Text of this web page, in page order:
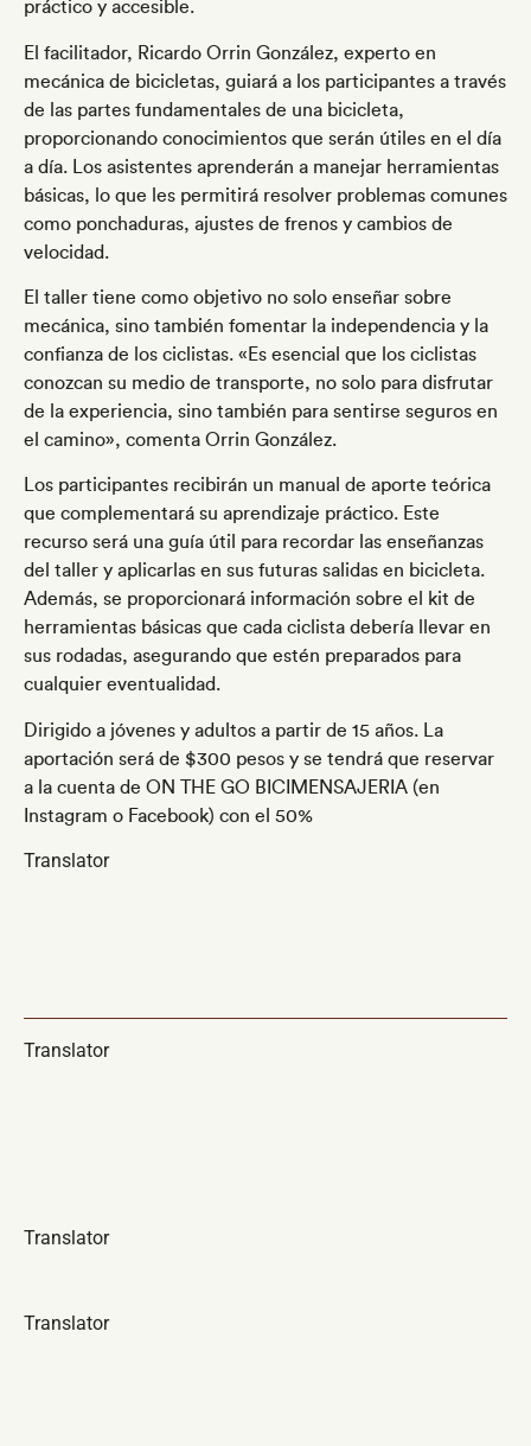
práctico y accesible.
El facilitador, Ricardo Orrin González, experto en
mecánica de bicicletas, guiará a los participantes a través
de las partes fundamentales de una bicicleta,
proporcionando conocimientos que serán útiles en el día
a día. Los asistentes aprenderán a manejar herramientas
básicas, lo que les permitirá resolver problemas comunes
como ponchaduras, ajustes de frenos y cambios de
velocidad.
El taller tiene como objetivo no solo enseñar sobre
mecánica, sino también fomentar la independencia y la
confianza de los ciclistas. «Es esencial que los ciclistas
conozcan su medio de transporte, no solo para disfrutar
de la experiencia, sino también para sentirse seguros en
el camino», comenta Orrin González.
Los participantes recibirán un manual de aporte teórica
que complementará su aprendizaje práctico. Este
recurso será una guía útil para recordar las enseñanzas
del taller y aplicarlas en sus futuras salidas en bicicleta.
Además, se proporcionará información sobre el kit de
herramientas básicas que cada ciclista debería llevar en
sus rodadas, asegurando que estén preparados para
cualquier eventualidad.
Dirigido a jóvenes y adultos a partir de 15 años. La
aportación será de $300 pesos y se tendrá que reservar
a la cuenta de ON THE GO BICIMENSAJERIA (en
Instagram o Facebook) con el 50%
Translator
Translator
Translator
Translator